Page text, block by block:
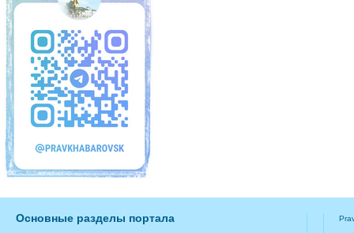
Основные разделы портала